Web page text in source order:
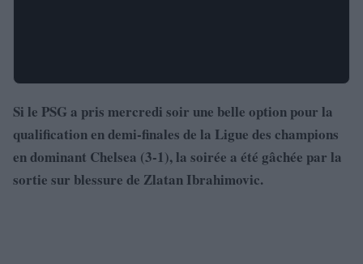
Si le PSG a pris mercredi soir une belle option pour la
qualification en demi-finales de la Ligue des champions
en dominant Chelsea (3-1), la soirée a été gâchée par la
sortie sur blessure de Zlatan Ibrahimovic.